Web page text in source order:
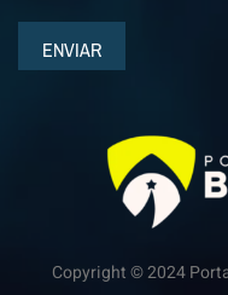
ENVIAR
Copyright © 2024